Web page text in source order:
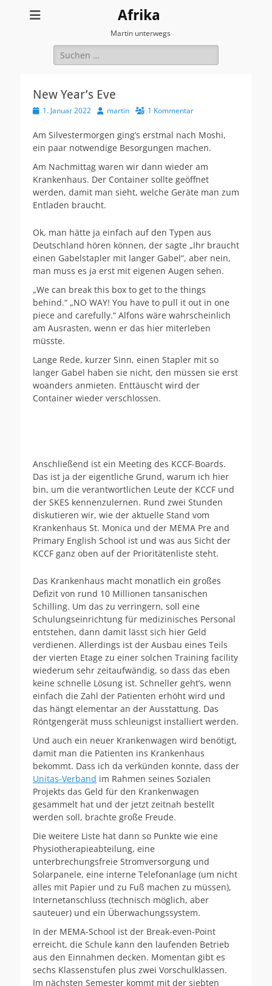
Afrika
Martin unterwegs
Suchen
nach:
New Year’s Eve
Veröffentlicht
1. Januar 2022 Autormartin 1 Kommentar
Am Silvestermorgen ging’s erstmal nach Moshi,
ein paar notwendige Besorgungen machen.
Am Nachmittag waren wir dann wieder am
Krankenhaus. Der Container sollte geöffnet
werden, damit man sieht, welche Geräte man zum
Entladen braucht.
Ok, man hätte ja einfach auf den Typen aus
Deutschland hören können, der sagte „Ihr braucht
einen Gabelstapler mit langer Gabel“, aber nein,
man muss es ja erst mit eigenen Augen sehen.
„We can break this box to get to the things
behind.“ „NO WAY! You have to pull it out in one
piece and carefully.“ Alfons wäre wahrscheinlich
am Ausrasten, wenn er das hier miterleben
müsste.
Lange Rede, kurzer Sinn, einen Stapler mit so
langer Gabel haben sie nicht, den müssen sie erst
woanders anmieten. Enttäuscht wird der
Container wieder verschlossen.
Anschließend ist ein Meeting des KCCF-Boards.
Das ist ja der eigentliche Grund, warum ich hier
bin, um die verantwortlichen Leute der KCCF und
der SKES kennenzulernen. Rund zwei Stunden
diskutieren wir, wie der aktuelle Stand vom
Krankenhaus St. Monica und der MEMA Pre and
Primary English School ist und was aus Sicht der
KCCF ganz oben auf der Prioritätenliste steht.
Das Krankenhaus macht monatlich ein großes
Defizit von rund 10 Millionen tansanischen
Schilling. Um das zu verringern, soll eine
Schulungseinrichtung für medizinisches Personal
entstehen, dann damit lässt sich hier Geld
verdienen. Allerdings ist der Ausbau eines Teils
der vierten Etage zu einer solchen Training facility
wiederum sehr zeitaufwändig, so dass das eben
keine schnelle Lösung ist. Schneller geht’s, wenn
einfach die Zahl der Patienten erhöht wird und
das hängt elementar an der Ausstattung. Das
Röntgengerät muss schleunigst installiert werden.
Und auch ein neuer Krankenwagen wird benötigt,
damit man die Patienten ins Krankenhaus
bekommt. Dass ich da verkünden konnte, dass der
Unitas-Verband im Rahmen seines Sozialen
Projekts das Geld für den Krankenwagen
gesammelt hat und der jetzt zeitnah bestellt
werden soll, brachte große Freude.
Die weitere Liste hat dann so Punkte wie eine
Physiotherapieabteilung, eine
unterbrechungsfreie Stromversorgung und
Solarpanele, eine interne Telefonanlage (um nicht
alles mit Papier und zu Fuß machen zu müssen),
Internetanschluss (technisch möglich, aber
sauteuer) und ein Überwachungssystem.
In der MEMA-School ist der Break-even-Point
erreicht, die Schule kann den laufenden Betrieb
aus den Einnahmen decken. Momentan gibt es
sechs Klassenstufen plus zwei Vorschulklassen.
Im nächsten Semester kommt mit der siebten